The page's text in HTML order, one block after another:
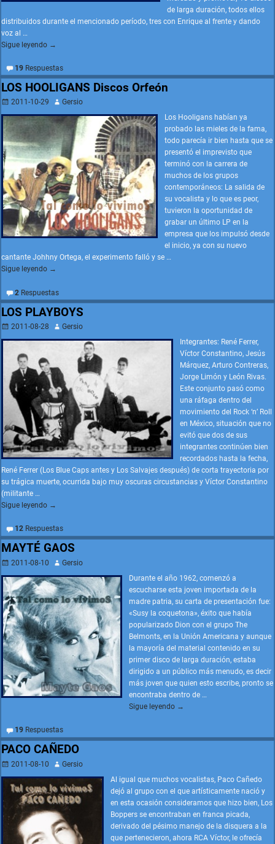
de larga duración, todos ellos
distribuidos durante el mencionado período, tres con Enrique al frente y dando
voz al …
Sigue leyendo →
19Respuestas
LOS HOOLIGANS Discos Orfeón
2011-10-29
Gersio
Los Hooligans habían ya
probado las mieles de la fama,
todo parecía ir bien hasta que se
presentó el imprevisto que
terminó con la carrera de
muchos de los grupos
contemporáneos: La salida de
su vocalista y lo que es peor,
tuvieron la oportunidad de
grabar un último LP en la
empresa que los impulsó desde
el inicio, ya con su nuevo
cantante Johhny Ortega, el experimento falló y se …
Sigue leyendo →
2Respuestas
LOS PLAYBOYS
2011-08-28
Gersio
Integrantes: René Ferrer,
Víctor Constantino, Jesús
Márquez, Arturo Contreras,
Jorge Limón y León Rivas.
Este conjunto pasó como
una ráfaga dentro del
movimiento del Rock ‘n’ Roll
en México, situación que no
evitó que dos de sus
integrantes continúen bien
recordados hasta la fecha,
René Ferrer (Los Blue Caps antes y Los Salvajes después) de corta trayectoria por
su trágica muerte, ocurrida bajo muy oscuras circustancias y Víctor Constantino
(militante …
Sigue leyendo →
12Respuestas
MAYTÉ GAOS
2011-08-10
Gersio
Durante el año 1962, comenzó a
escucharse esta joven importada de la
madre patria, su carta de presentación fue:
«Susy la coquetona», éxito que había
popularizado Dion con el grupo The
Belmonts, en la Unión Americana y aunque
la mayoría del material contenido en su
primer disco de larga duración, estaba
dirigido a un público más menudo, es decir
más joven que quien esto escribe, pronto se
encontraba dentro de …
Sigue leyendo →
19Respuestas
PACO CAÑEDO
2011-08-10
Gersio
Al igual que muchos vocalistas, Paco Cañedo
dejó al grupo con el que artísticamente nació y
en esta ocasión consideramos que hizo bien, Los
Boppers se encontraban en franca picada,
derivado del pésimo manejo de la disquera a la
que pertenecieron, ahora RCA Víctor, le ofrecía